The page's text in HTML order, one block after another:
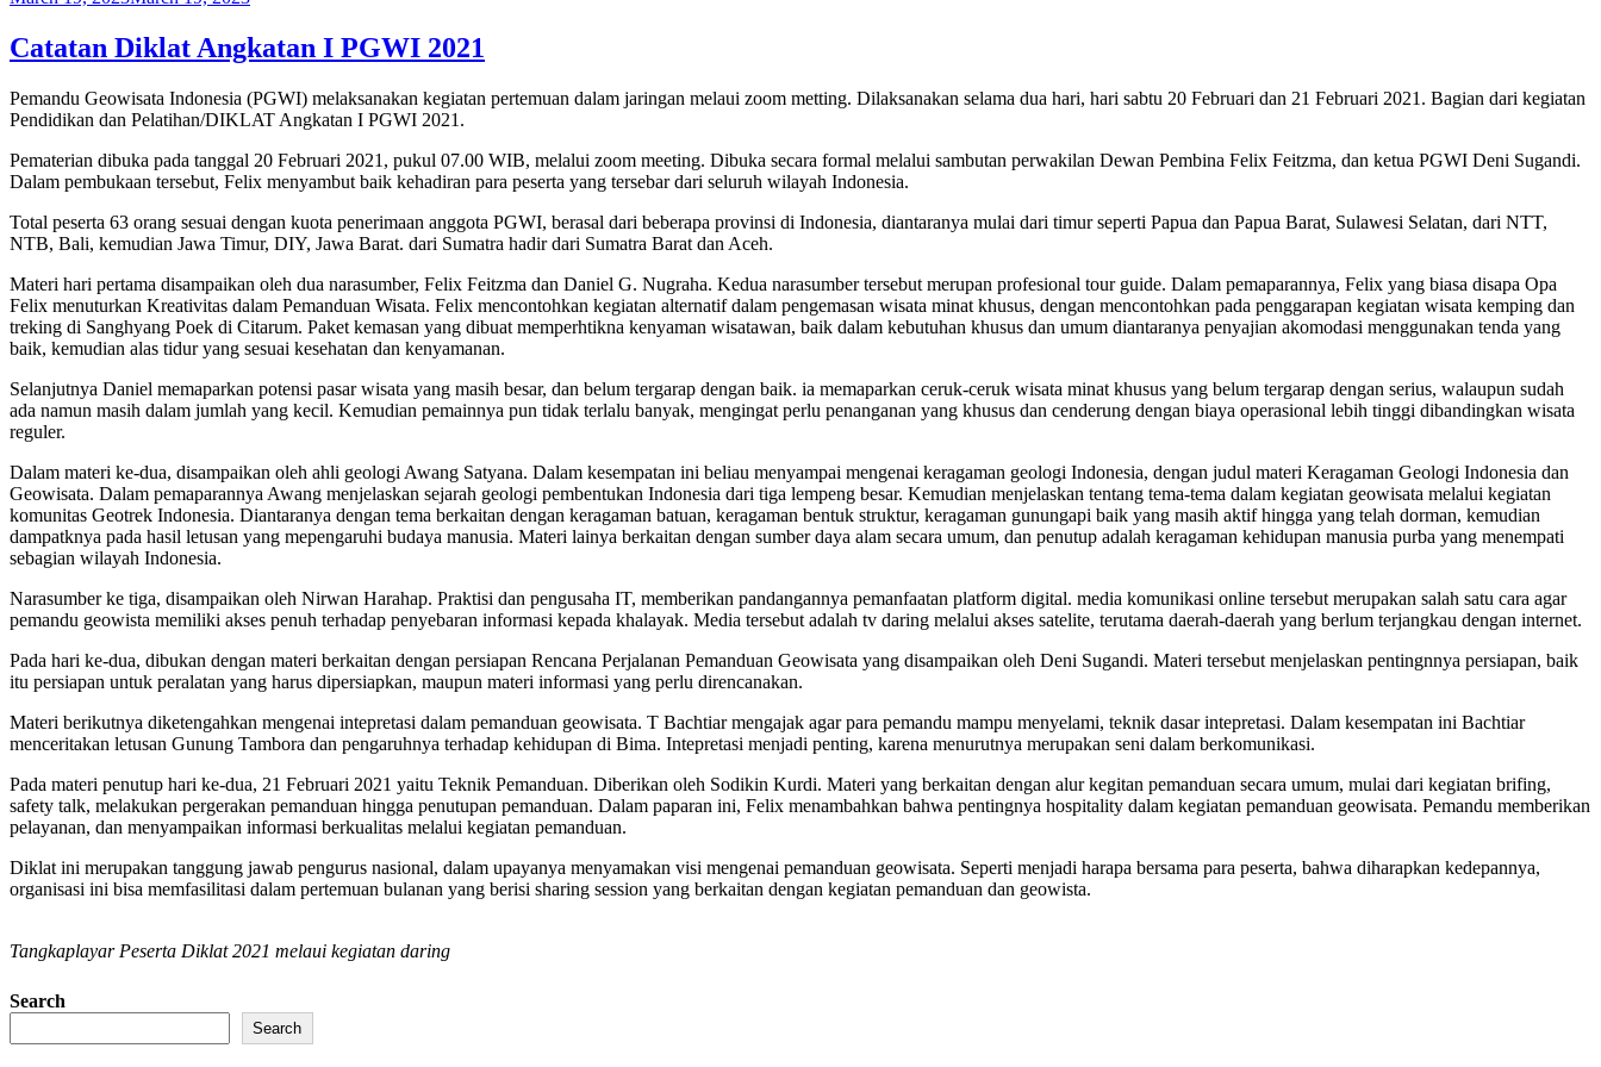
Catatan Diklat Angkatan I PGWI 2021
Pemandu Geowisata Indonesia (PGWI) melaksanakan kegiatan pertemuan dalam jaringan melaui zoom metting. Dilaksanakan selama dua hari, hari sabtu 20 Februari dan 21 Februari 2021. Bagian dari kegiatan
Pendidikan dan Pelatihan/DIKLAT Angkatan I PGWI 2021.
Pematerian dibuka pada tanggal 20 Februari 2021, pukul 07.00 WIB, melalui zoom meeting. Dibuka secara formal melalui sambutan perwakilan Dewan Pembina Felix Feitzma, dan ketua PGWI Deni Sugandi.
Dalam pembukaan tersebut, Felix menyambut baik kehadiran para peserta yang tersebar dari seluruh wilayah Indonesia.
Total peserta 63 orang sesuai dengan kuota penerimaan anggota PGWI, berasal dari beberapa provinsi di Indonesia, diantaranya mulai dari timur seperti Papua dan Papua Barat, Sulawesi Selatan, dari NTT,
NTB, Bali, kemudian Jawa Timur, DIY, Jawa Barat. dari Sumatra hadir dari Sumatra Barat dan Aceh.
Materi hari pertama disampaikan oleh dua narasumber, Felix Feitzma dan Daniel G. Nugraha. Kedua narasumber tersebut merupan profesional tour guide. Dalam pemaparannya, Felix yang biasa disapa Opa
Felix menuturkan Kreativitas dalam Pemanduan Wisata. Felix mencontohkan kegiatan alternatif dalam pengemasan wisata minat khusus, dengan mencontohkan pada penggarapan kegiatan wisata kemping dan
treking di Sanghyang Poek di Citarum. Paket kemasan yang dibuat memperhtikna kenyaman wisatawan, baik dalam kebutuhan khusus dan umum diantaranya penyajian akomodasi menggunakan tenda yang
baik, kemudian alas tidur yang sesuai kesehatan dan kenyamanan.
Selanjutnya Daniel memaparkan potensi pasar wisata yang masih besar, dan belum tergarap dengan baik. ia memaparkan ceruk-ceruk wisata minat khusus yang belum tergarap dengan serius, walaupun sudah
ada namun masih dalam jumlah yang kecil. Kemudian pemainnya pun tidak terlalu banyak, mengingat perlu penanganan yang khusus dan cenderung dengan biaya operasional lebih tinggi dibandingkan wisata
reguler.
Dalam materi ke-dua, disampaikan oleh ahli geologi Awang Satyana. Dalam kesempatan ini beliau menyampai mengenai keragaman geologi Indonesia, dengan judul materi Keragaman Geologi Indonesia dan
Geowisata. Dalam pemaparannya Awang menjelaskan sejarah geologi pembentukan Indonesia dari tiga lempeng besar. Kemudian menjelaskan tentang tema-tema dalam kegiatan geowisata melalui kegiatan
komunitas Geotrek Indonesia. Diantaranya dengan tema berkaitan dengan keragaman batuan, keragaman bentuk struktur, keragaman gunungapi baik yang masih aktif hingga yang telah dorman, kemudian
dampatknya pada hasil letusan yang mepengaruhi budaya manusia. Materi lainya berkaitan dengan sumber daya alam secara umum, dan penutup adalah keragaman kehidupan manusia purba yang menempati
sebagian wilayah Indonesia.
Narasumber ke tiga, disampaikan oleh Nirwan Harahap. Praktisi dan pengusaha IT, memberikan pandangannya pemanfaatan platform digital. media komunikasi online tersebut merupakan salah satu cara agar
pemandu geowista memiliki akses penuh terhadap penyebaran informasi kepada khalayak. Media tersebut adalah tv daring melalui akses satelite, terutama daerah-daerah yang berlum terjangkau dengan internet.
Pada hari ke-dua, dibukan dengan materi berkaitan dengan persiapan Rencana Perjalanan Pemanduan Geowisata yang disampaikan oleh Deni Sugandi. Materi tersebut menjelaskan pentingnnya persiapan, baik
itu persiapan untuk peralatan yang harus dipersiapkan, maupun materi informasi yang perlu direncanakan.
Materi berikutnya diketengahkan mengenai intepretasi dalam pemanduan geowisata. T Bachtiar mengajak agar para pemandu mampu menyelami, teknik dasar intepretasi. Dalam kesempatan ini Bachtiar
menceritakan letusan Gunung Tambora dan pengaruhnya terhadap kehidupan di Bima. Intepretasi menjadi penting, karena menurutnya merupakan seni dalam berkomunikasi.
Pada materi penutup hari ke-dua, 21 Februari 2021 yaitu Teknik Pemanduan. Diberikan oleh Sodikin Kurdi. Materi yang berkaitan dengan alur kegitan pemanduan secara umum, mulai dari kegiatan brifing,
safety talk, melakukan pergerakan pemanduan hingga penutupan pemanduan. Dalam paparan ini, Felix menambahkan bahwa pentingnya hospitality dalam kegiatan pemanduan geowisata. Pemandu memberikan
pelayanan, dan menyampaikan informasi berkualitas melalui kegiatan pemanduan.
Diklat ini merupakan tanggung jawab pengurus nasional, dalam upayanya menyamakan visi mengenai pemanduan geowisata. Seperti menjadi harapa bersama para peserta, bahwa diharapkan kedepannya,
organisasi ini bisa memfasilitasi dalam pertemuan bulanan yang berisi sharing session yang berkaitan dengan kegiatan pemanduan dan geowista.
Tangkaplayar Peserta Diklat 2021 melaui kegiatan daring
Search
Search